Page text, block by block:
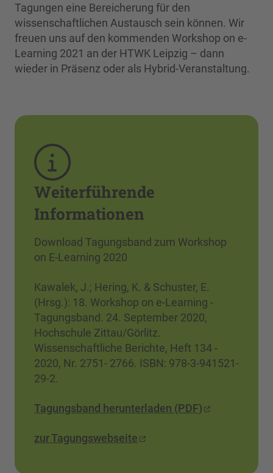
Tagungen eine Bereicherung für den
wissenschaftlichen Austausch sein können. Wir
freuen uns auf den kommenden Workshop on e-
Learning 2021 an der HTWK Leipzig – dann
wieder in Präsenz oder als Hybrid-Veranstaltung.
Weiterführende
Informationen
Download Tagungsband zum Workshop
on E-Learning 2020
Kawalek, J.; Hering, K. & Schuster, E.
(Hrsg.): 18. Workshop on e-Learning -
Tagungsband. 24. September 2020,
Hochschule Zittau/Görlitz.
Wissenschaftliche Berichte, Heft 134 -
2020, Nr. 2751- 2766. ISBN: 978-3-941521-
29-2.
Tagungsband herunterladen (PDF)
zur Tagungswebseite